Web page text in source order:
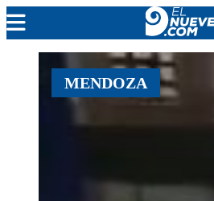
MENDOZA
CADA DÍA
EL NUEVE STREAMS
MENDOZA